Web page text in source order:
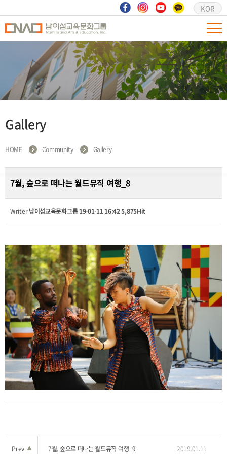
KOR
Gallery
HOME Community Gallery
7월, 숲으로 떠나는 월드뮤직 여행_8
Writer남이섬교육문화그룹 19-01-11 16:425,875Hit
Prev ▲ 7월, 숲으로 떠나는 월드뮤직 여행_9 2019.01.11